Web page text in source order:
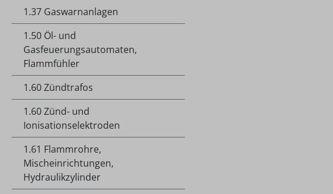
1.37 Gaswarnanlagen
1.50 Öl- und
Gasfeuerungsautomaten,
Flammfühler
1.60 Zündtrafos
1.60 Zünd- und
Ionisationselektroden
1.61 Flammrohre,
Mischeinrichtungen,
Hydraulikzylinder